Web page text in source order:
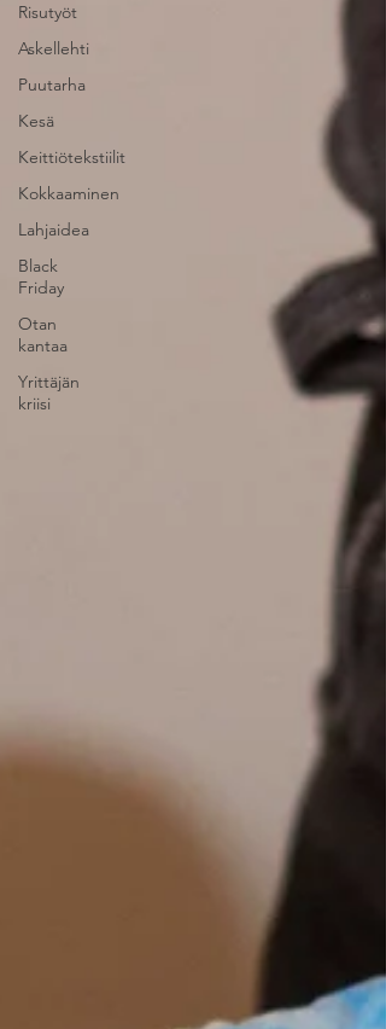
Risutyöt
Askellehti
Puutarha
Kesä
Keittiötekstiilit
Kokkaaminen
Lahjaidea
Black
Friday
Otan
kantaa
Yrittäjän
kriisi